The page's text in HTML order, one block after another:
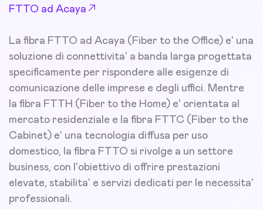
FTTO ad Acaya
La fibra FTTO ad Acaya (Fiber to the Office) e' una
soluzione di connettivita' a banda larga progettata
specificamente per rispondere alle esigenze di
comunicazione delle imprese e degli uffici. Mentre
la fibra FTTH (Fiber to the Home) e' orientata al
mercato residenziale e la fibra FTTC (Fiber to the
Cabinet) e' una tecnologia diffusa per uso
domestico, la fibra FTTO si rivolge a un settore
business, con l'obiettivo di offrire prestazioni
elevate, stabilita' e servizi dedicati per le necessita'
professionali.